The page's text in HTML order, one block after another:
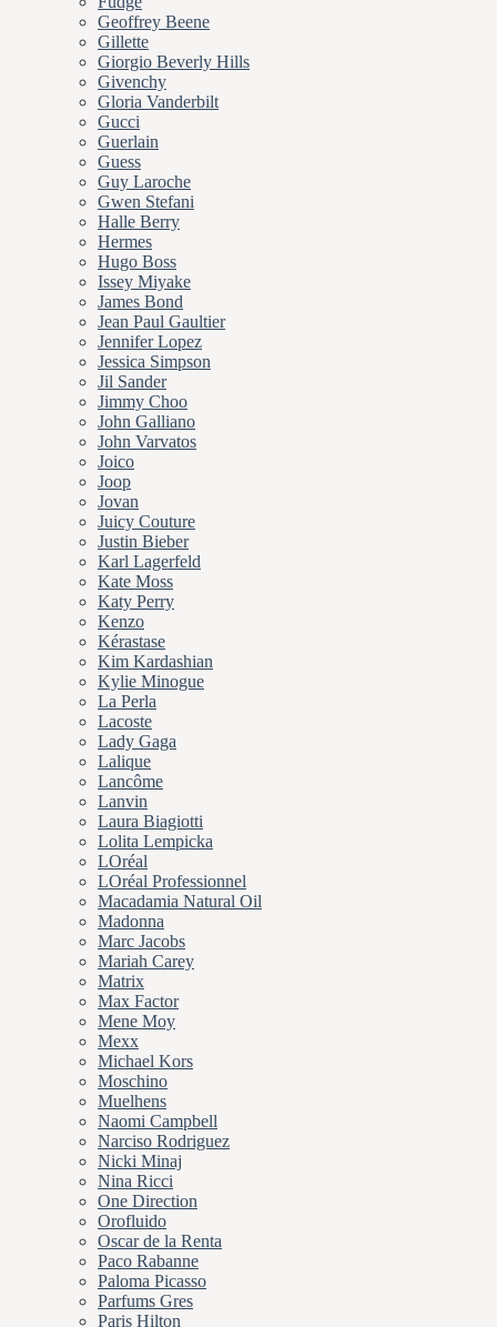
Geoffrey Beene
Gillette
Giorgio Beverly Hills
Givenchy
Gloria Vanderbilt
Gucci
Guerlain
Guess
Guy Laroche
Gwen Stefani
Halle Berry
Hermes
Hugo Boss
Issey Miyake
James Bond
Jean Paul Gaultier
Jennifer Lopez
Jessica Simpson
Jil Sander
Jimmy Choo
John Galliano
John Varvatos
Joico
Joop
Jovan
Juicy Couture
Justin Bieber
Karl Lagerfeld
Kate Moss
Katy Perry
Kenzo
Kérastase
Kim Kardashian
Kylie Minogue
La Perla
Lacoste
Lady Gaga
Lalique
Lancôme
Lanvin
Laura Biagiotti
Lolita Lempicka
LOréal
LOréal Professionnel
Macadamia Natural Oil
Madonna
Marc Jacobs
Mariah Carey
Matrix
Max Factor
Mene Moy
Mexx
Michael Kors
Moschino
Muelhens
Naomi Campbell
Narciso Rodriguez
Nicki Minaj
Nina Ricci
One Direction
Orofluido
Oscar de la Renta
Paco Rabanne
Paloma Picasso
Parfums Gres
Paris Hilton